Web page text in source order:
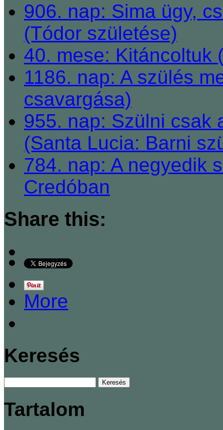
906. nap: Sima ügy,
(Tódor születése)
40. mese: Kitáncoltuk
1186. nap: A szülés
csavargása)
955. nap: Szülni csak
(Santa Lucia: Barni
784. nap: A negyedik
Credóban
Share this:
More
Keresés
Tartalom